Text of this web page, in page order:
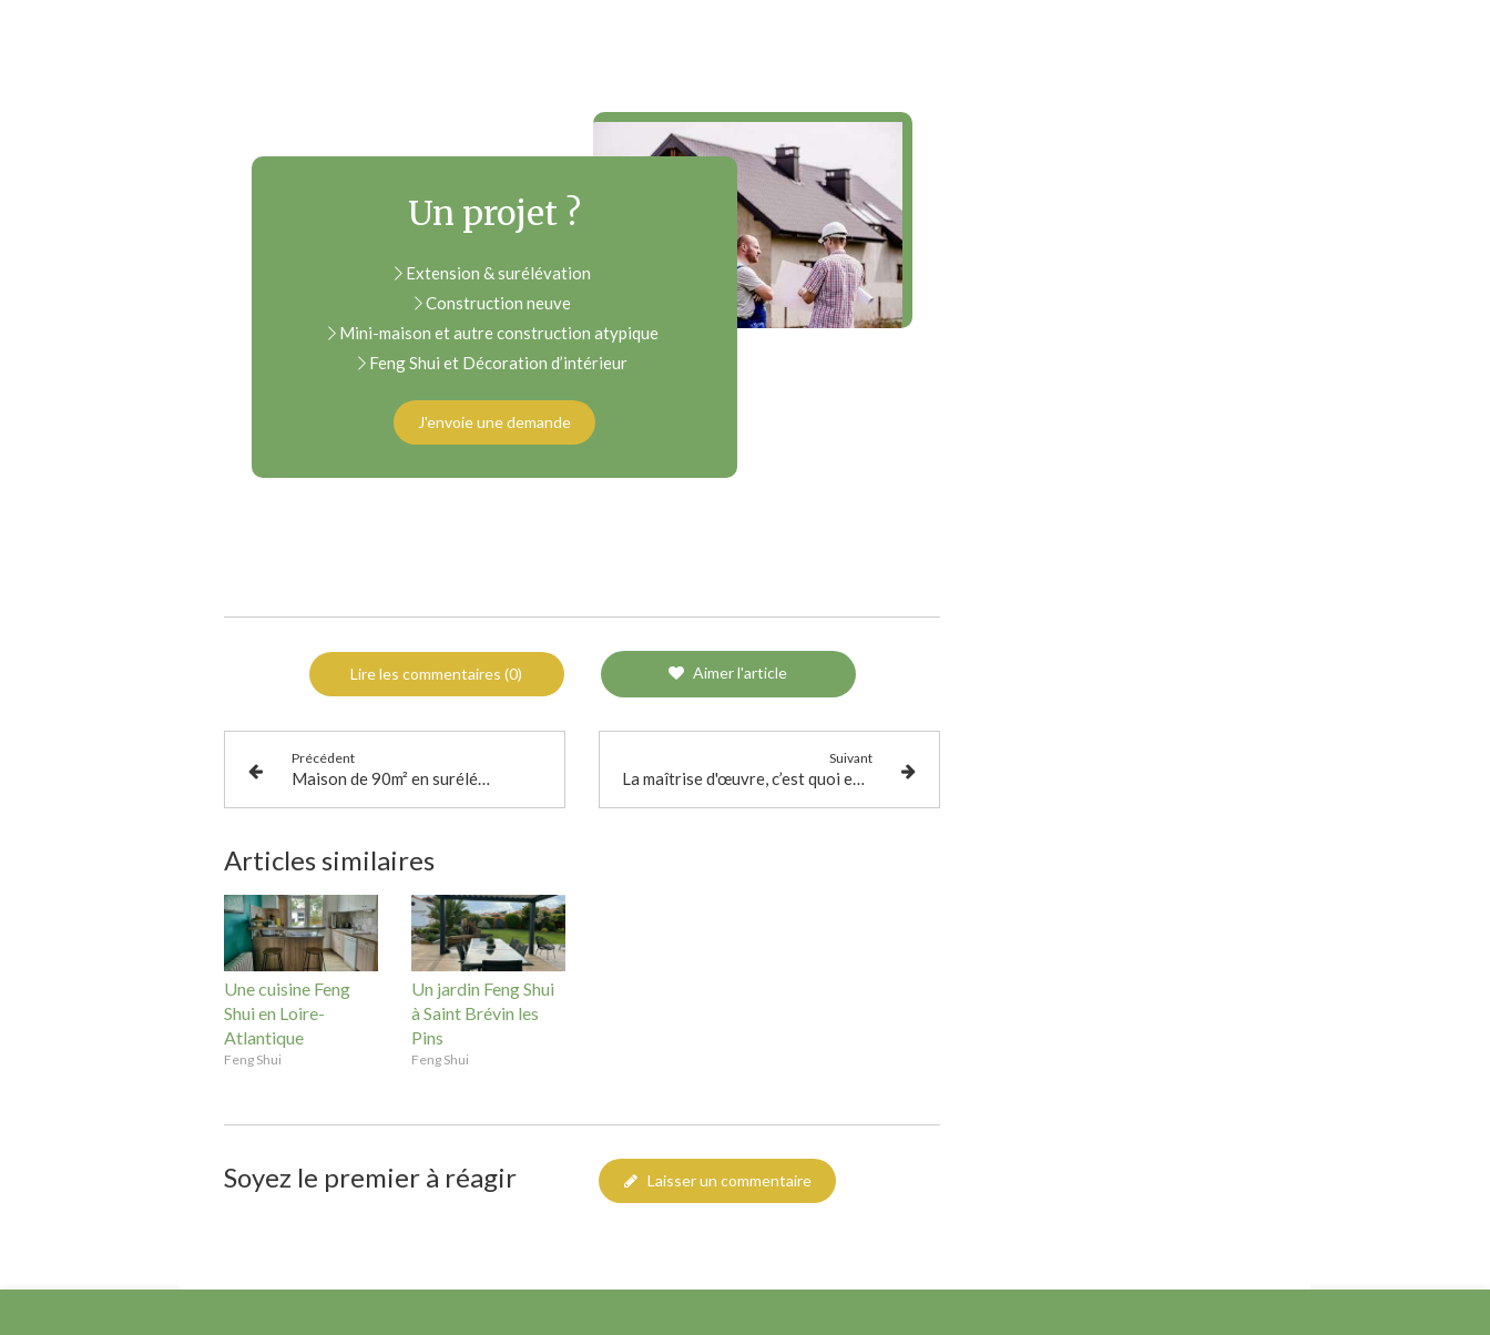
Un projet ?
Extension & surélévation
Construction neuve
Mini-maison et autre construction atypique
Feng Shui et Décoration d’intérieur
J'envoie une demande
Lire les commentaires (0) Aimer l'article
Précédent
Maison de 90m² en surélévation d'un garage à La Rochelle
Suivant
La maîtrise d'œuvre, c’est quoi exactement ? Et comment ça marche ?
Articles similaires
Une cuisine Feng
Shui en Loire-
Atlantique
Feng Shui
Un jardin Feng Shui
à Saint Brévin les
Pins
Feng Shui
Soyez le premier à réagir Laisser un commentaire